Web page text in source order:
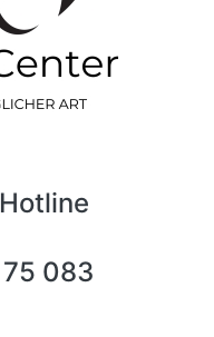
083